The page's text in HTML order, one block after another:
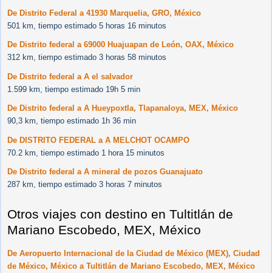
De Distrito Federal a 41930 Marquelia, GRO, México
501 km, tiempo estimado 5 horas 16 minutos
De Distrito federal a 69000 Huajuapan de León, OAX, México
312 km, tiempo estimado 3 horas 58 minutos
De Distrito federal a A el salvador
1.599 km, tiempo estimado 19h 5 min
De Distrito federal a A Hueypoxtla, Tlapanaloya, MEX, México
90,3 km, tiempo estimado 1h 36 min
De DISTRITO FEDERAL a A MELCHOT OCAMPO
70.2 km, tiempo estimado 1 hora 15 minutos
De Distrito federal a A mineral de pozos Guanajuato
287 km, tiempo estimado 3 horas 7 minutos
Otros viajes con destino en Tultitlán de
Mariano Escobedo, MEX, México
De Aeropuerto Internacional de la Ciudad de México (MEX), Ciudad
de México, México a Tultitlán de Mariano Escobedo, MEX, México